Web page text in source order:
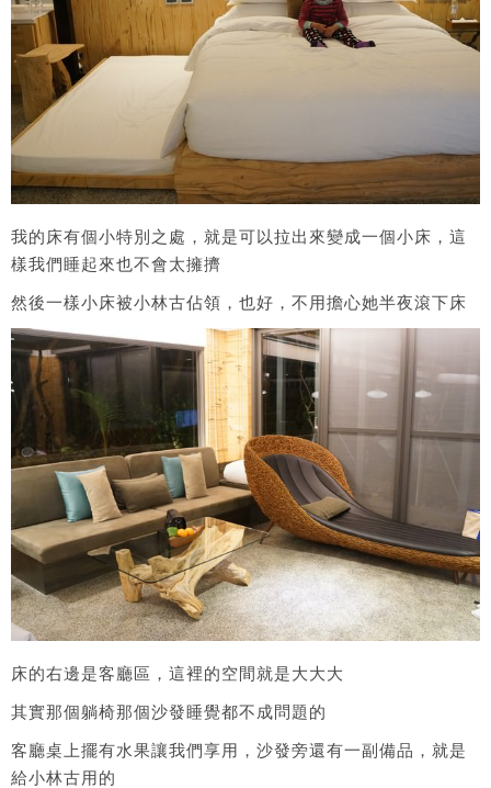
我的床有個小特別之處，就是可以拉出來變成一個小床，這
樣我們睡起來也不會太擁擠
然後一樣小床被小林古佔領，也好，不用擔心她半夜滾下床
床的右邊是客廳區，這裡的空間就是大大大
其實那個躺椅那個沙發睡覺都不成問題的
客廳桌上擺有水果讓我們享用，沙發旁還有一副備品，就是
給小林古用的